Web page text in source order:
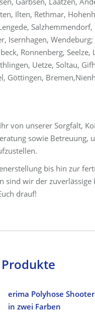
Ilten, Rethmar,
Isernhagen,
Ronnenberg, Seelze,
Uetze, Soltau,
Göttingen,
von unserer Sorgfalt,
sowie Betreuung,
bis hin zur
sind wir der zuverlässige
drauf!
erima Polyhose
in zwei Farben